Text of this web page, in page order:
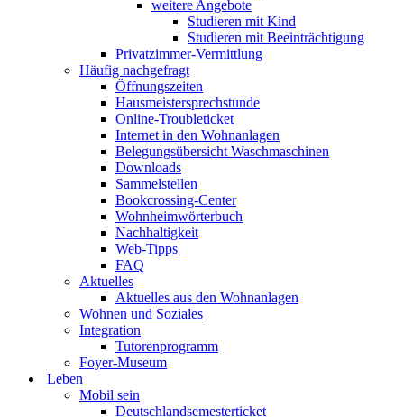
weitere Angebote
Studieren mit Kind
Studieren mit Beeinträchtigung
Privatzimmer-Vermittlung
Häufig nachgefragt
Öffnungszeiten
Hausmeistersprechstunde
Online-Troubleticket
Internet in den Wohnanlagen
Belegungsübersicht Waschmaschinen
Downloads
Sammelstellen
Bookcrossing-Center
Wohnheimwörterbuch
Nachhaltigkeit
Web-Tipps
FAQ
Aktuelles
Aktuelles aus den Wohnanlagen
Wohnen und Soziales
Integration
Tutorenprogramm
Foyer-Museum
Leben
Mobil sein
Deutschlandsemesterticket